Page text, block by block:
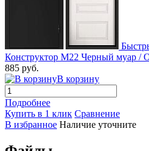
Конструктор М22 Черный муар /
885 руб.
В корзину
Подробнее
Купить в 1 клик Сравнение
В избранное Наличие уточните